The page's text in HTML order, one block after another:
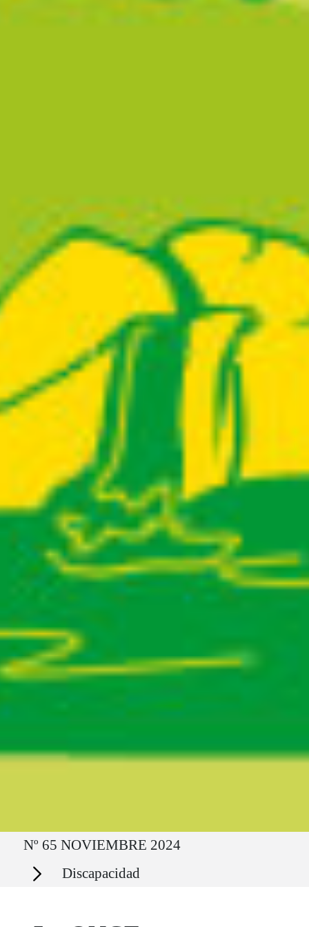
Ruta del sitio
Nº 65 NOVIEMBRE 2024
Secciones Discapacidad